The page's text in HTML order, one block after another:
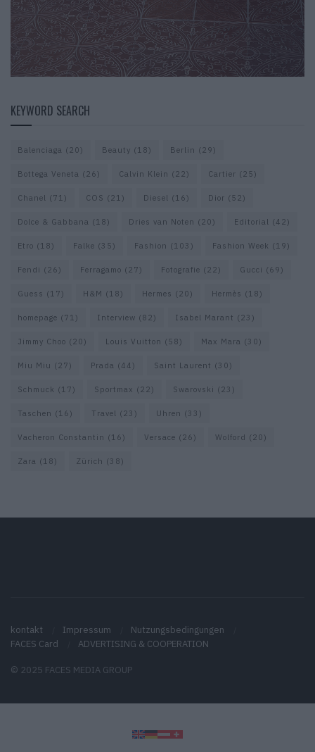
KEYWORD SEARCH
Balenciaga (20) Beauty (18) Berlin (29)
Bottega Veneta (26) Calvin Klein (22) Cartier (25)
Chanel (71) COS (21) Diesel (16) Dior (52)
Dolce & Gabbana (18) Dries van Noten (20) Editorial (42)
Etro (18) Falke (35) Fashion (103) Fashion Week (19)
Fendi (26) Ferragamo (27) Fotografie (22) Gucci (69)
Guess (17) H&M (18) Hermes (20) Hermès (18)
homepage (71) Interview (82) Isabel Marant (23)
Jimmy Choo (20) Louis Vuitton (58) Max Mara (30)
Miu Miu (27) Prada (44) Saint Laurent (30)
Schmuck (17) Sportmax (22) Swarovski (23)
Taschen (16) Travel (23) Uhren (33)
Vacheron Constantin (16) Versace (26) Wolford (20)
Zara (18) Zürich (38)
kontakt Impressum
Nutzungsbedingungen
FACES Card
ADVERTISING & COOPERATION
© 2025 FACES MEDIA GROUP